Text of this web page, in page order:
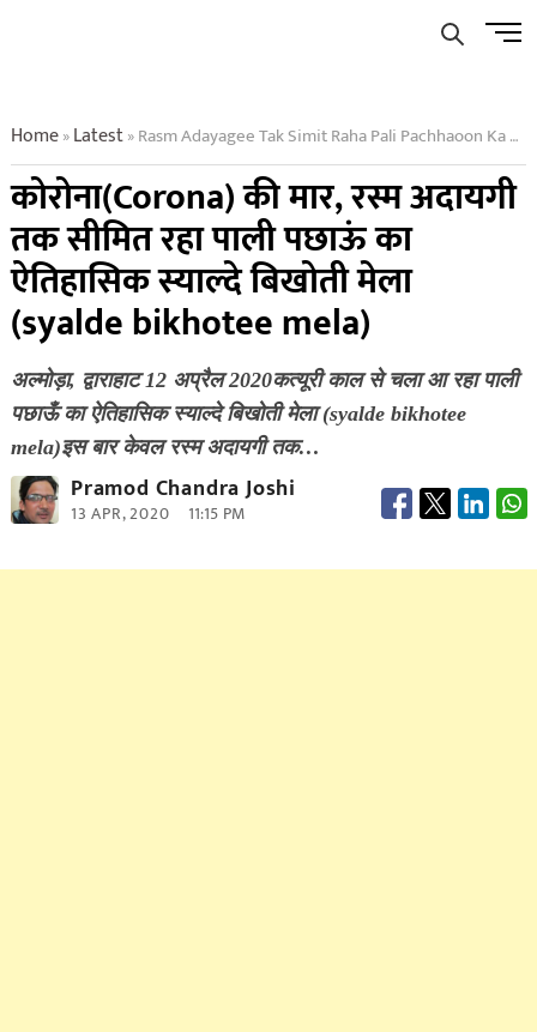
Menu
Home»Latest»Rasm Adayagee Tak Simit Raha Pali Pachhaoon Ka Etihaasik Syalde Bikhotee Mela
कोरोना(Corona) की मार, रस्म अदायगी
तक सीमित रहा पाली पछाऊं का
ऐतिहासिक स्याल्दे बिखोती मेला
(syalde bikhotee mela)
अल्मोड़ा, द्वाराहाट 12 अप्रैल 2020कत्यूरी काल से चला आ रहा पाली
पछाऊँ का ऐतिहासिक स्याल्दे बिखोती मेला (syalde bikhotee
mela)इस बार केवल रस्म अदायगी तक…
Pramod Chandra Joshi
13 APR, 2020 11:15 PM